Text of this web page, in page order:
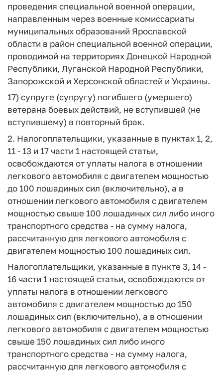
проведения специальной военной операции,
направленным через военные комиссариаты
муниципальных образований Ярославской
области в район специальной военной операции,
проводимой на территориях Донецкой Народной
Республики, Луганской Народной Республики,
Запорожской и Херсонской областей и Украины.
17) супруге (супругу) погибшего (умершего)
ветерана боевых действий, не вступившей (не
вступившему) в повторный брак.
2. Налогоплательщики, указанные в пунктах 1, 2,
11 - 13 и 17 части 1 настоящей статьи,
освобождаются от уплаты налога в отношении
легкового автомобиля с двигателем мощностью
до 100 лошадиных сил (включительно), а в
отношении легкового автомобиля с двигателем
мощностью свыше 100 лошадиных сил либо иного
транспортного средства - на сумму налога,
рассчитанную для легкового автомобиля с
двигателем мощностью 100 лошадиных сил.
Налогоплательщики, указанные в пункте 3, 14 -
16 части 1 настоящей статьи, освобождаются от
уплаты налога в отношении легкового
автомобиля с двигателем мощностью до 150
лошадиных сил (включительно), а в отношении
легкового автомобиля с двигателем мощностью
свыше 150 лошадиных сил либо иного
транспортного средства - на сумму налога,
рассчитанную для легкового автомобиля с